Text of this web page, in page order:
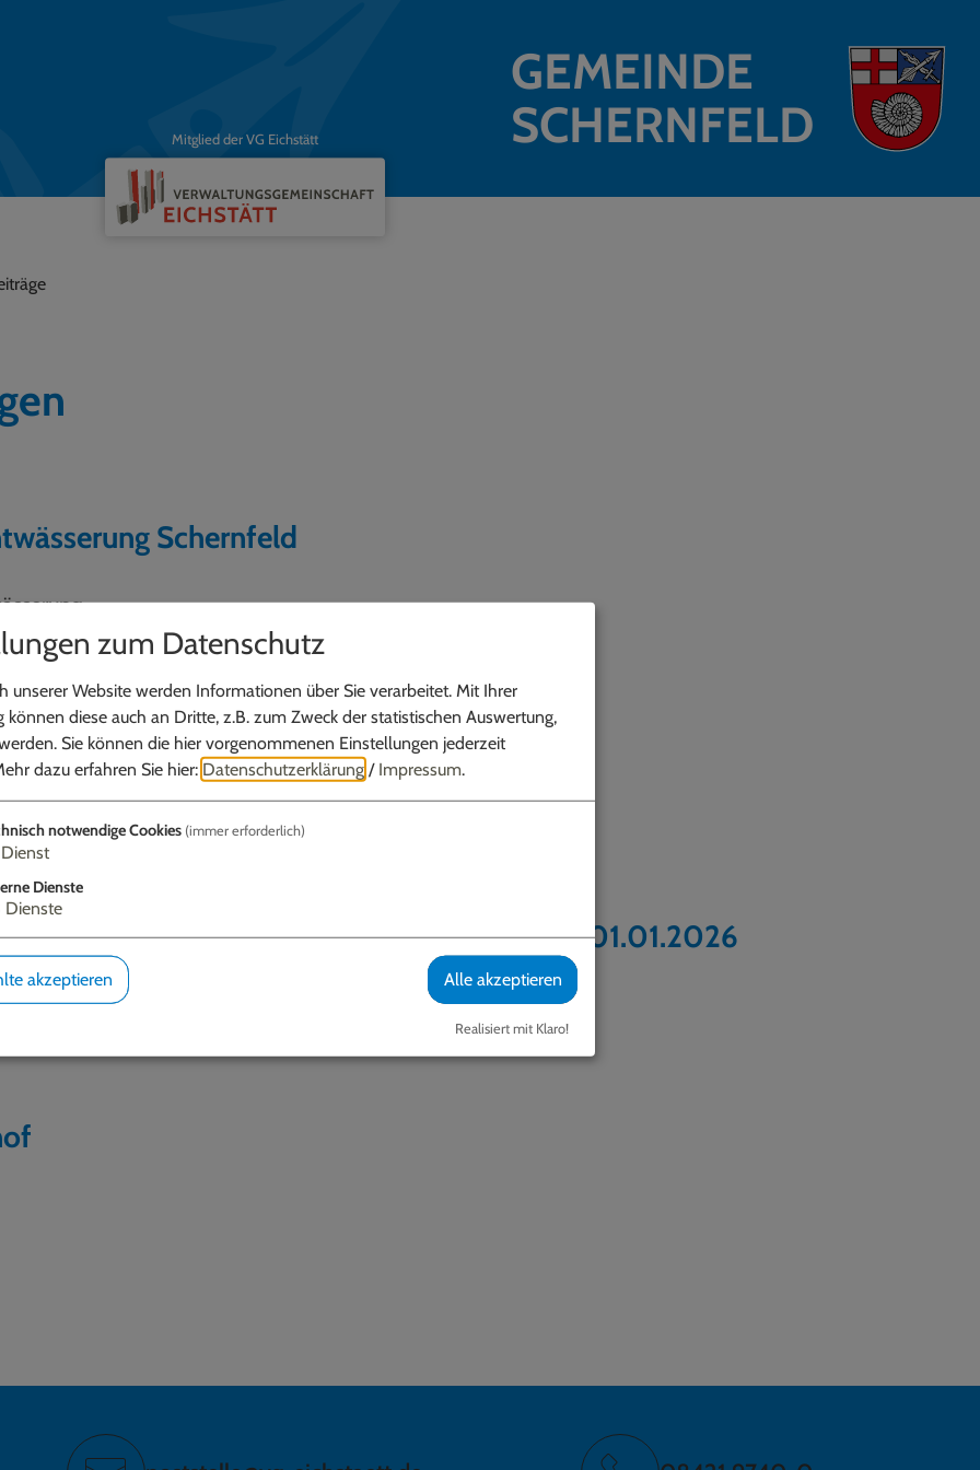
GEMEINDE
SCHERNFELD
Mitglied der VG Eichstätt
Schernfeld
Schönfeld
Gemeinde Schernfeld gesamt ab 01.01.2026
Gemeinde Schernfeld ab 01.01.2026
zum Datenschutz
unserer Website werden Informationen über Sie verarbeitet. Mit Ihrer
können diese auch an Dritte, z.B. zum Zweck der statistischen Auswertung,
Sie können die hier vorgenommenen Einstellungen jederzeit
dazu erfahren Sie hier: Datenschutzerklärung / Impressum.
notwendige Cookies (immer erforderlich)
Dienst
Dienste
Dienste
akzeptieren Alle akzeptieren
Realisiert mit Klaro!